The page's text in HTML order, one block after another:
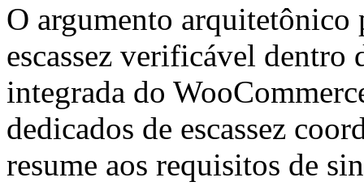
O argumento arquitetônico
escassez verificável
integrada do
dedicados de escassez
resume aos requisitos de